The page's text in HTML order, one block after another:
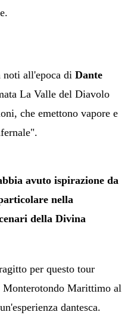
noti all'epoca di Dante
La Valle del Diavolo
che emettono vapore e
avuto ispirazione da
nella
della Divina
per questo tour
Monterotondo Marittimo al
dantesca.